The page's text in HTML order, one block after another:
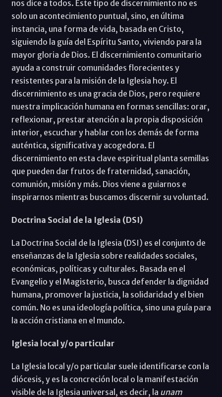
nos dice a todos. Este tipo de discernimiento no es
solo un acontecimiento puntual, sino, en última
instancia, una forma de vida, basada en Cristo,
siguiendo la guía del Espíritu Santo, viviendo para la
mayor gloria de Dios. El discernimiento comunitario
ayuda a construir comunidades florecientes y
resistentes para la misión de la Iglesia hoy. El
discernimiento es una gracia de Dios, pero requiere
nuestra implicación humana en formas sencillas: orar,
reflexionar, prestar atención a la propia disposición
interior, escuchar y hablar con los demás de forma
auténtica, significativa y acogedora. El
discernimiento en esta clave espiritual planta semillas
que pueden dar frutos de fraternidad, sanación,
comunión, misión y más. Dios viene a guiarnos e
inspirarnos mientras buscamos discernir su voluntad.
Doctrina Social de la Iglesia (DSI)
La Doctrina Social de la Iglesia (DSI) es el conjunto de
enseñanzas de la Iglesia sobre realidades sociales,
económicas, políticas y culturales. Basada en el
Evangelio y el Magisterio, busca defender la dignidad
humana, promover la justicia, la solidaridad y el bien
común. No es una ideología política, sino una guía para
la acción cristiana en el mundo.
Iglesia local y/o particular
La Iglesia local y/o particular suele identificarse con la
diócesis, y es la concreción local o la manifestación
visible de la Iglesia universal, es decir, la unam